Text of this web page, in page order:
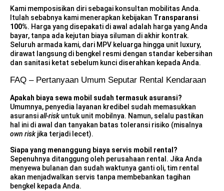
Kami memposisikan diri sebagai konsultan mobilitas Anda.
Itulah sebabnya kami menerapkan kebijakan Transparansi
100%. Harga yang disepakati di awal adalah harga yang Anda
bayar, tanpa ada kejutan biaya siluman di akhir kontrak.
Seluruh armada kami, dari MPV keluarga hingga unit luxury,
dirawat langsung di bengkel resmi dengan standar kebersihan
dan sanitasi ketat sebelum kunci diserahkan kepada Anda.
FAQ – Pertanyaan Umum Seputar Rental Kendaraan
Apakah biaya sewa mobil sudah termasuk asuransi?
Umumnya, penyedia layanan kredibel sudah memasukkan
asuransiall-riskuntuk unit mobilnya. Namun, selalu pastikan
hal ini di awal dan tanyakan batas toleransi risiko (misalnya
own riskjika terjadi lecet).
Siapa yang menanggung biaya servis mobil rental?
Sepenuhnya ditanggung oleh perusahaan rental. Jika Anda
menyewa bulanan dan sudah waktunya ganti oli, tim rental
akan menjadwalkan servis tanpa membebankan tagihan
bengkel kepada Anda.